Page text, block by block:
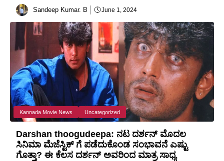
Sandeep Kumar. B June 1, 2024
Kannada Movie News Uncategorized
Darshan thoogudeepa: ನಟ ದರ್ಶನ್ ಮೊದಲ
ಸಿನಿಮಾ ಮೆಜೆಸ್ಟಿಕ್ ಗೆ ಪಡೆದುಕೊಂಡ ಸಂಭಾವನೆ ಎಷ್ಟು
ಗೊತ್ತಾ? ಈ ಕೆಲಸ ದರ್ಶನ್ ಅವರಿಂದ ಮಾತ್ರ ಸಾಧ್ಯ